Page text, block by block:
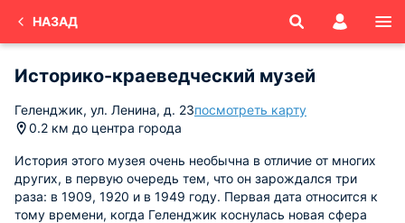
НАЗАД
Историко-краеведческий музей
Геленджик, ул. Ленина, д. 23посмотреть карту
0.2 км до центра города
История этого музея очень необычна в отличие от многих
других, в первую очередь тем, что он зарождался три
раза: в 1909, 1920 и в 1949 году. Первая дата относится к
тому времени, когда Геленджик коснулась новая сфера